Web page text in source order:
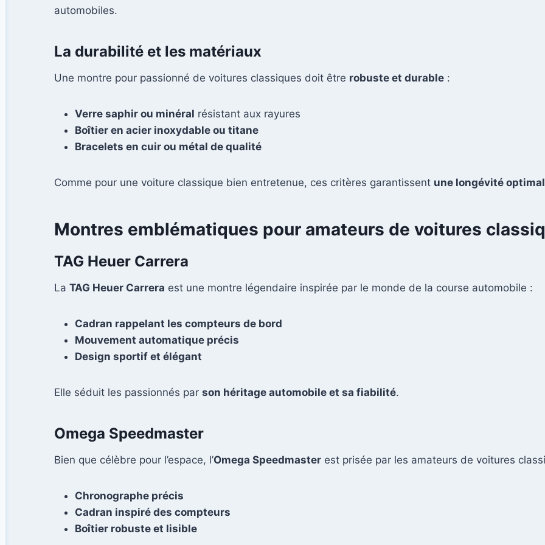
automobiles.
La durabilité et les matériaux
Une montre pour passionné de voitures classiques doit être robuste et durable :
Verre saphir ou minéral résistant aux rayures
Boîtier en acier inoxydable ou titane
Bracelets en cuir ou métal de qualité
Comme pour une voiture classique bien entretenue, ces critères garantissent une longévité
Montres emblématiques pour amateurs de voitures
TAG Heuer Carrera
La TAG Heuer Carrera est une montre légendaire inspirée par le monde de la course automobile :
Cadran rappelant les compteurs de bord
Mouvement automatique précis
Design sportif et élégant
Elle séduit les passionnés par son héritage automobile et sa fiabilité.
Omega Speedmaster
Bien que célèbre pour l’espace, l’Omega Speedmaster est prisée par les amateurs de voitures
Chronographe précis
Cadran inspiré des compteurs
Boîtier robuste et lisible